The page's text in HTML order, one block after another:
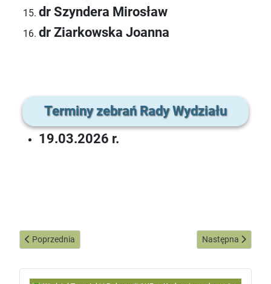
dr Szyndera Mirosław
dr Ziarkowska Joanna
Terminy zebrań Rady Wydziału
19.03.2026 r.
Poprzednia strona: Informacje o Wydziale Turystyki i Rekreacji
Poprzednia Następna strona:
Następna